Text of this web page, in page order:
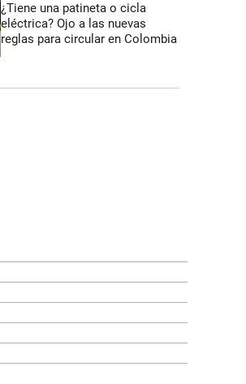
¿Tiene una patineta o cicla
eléctrica? Ojo a las nuevas
reglas para circular en Colombia